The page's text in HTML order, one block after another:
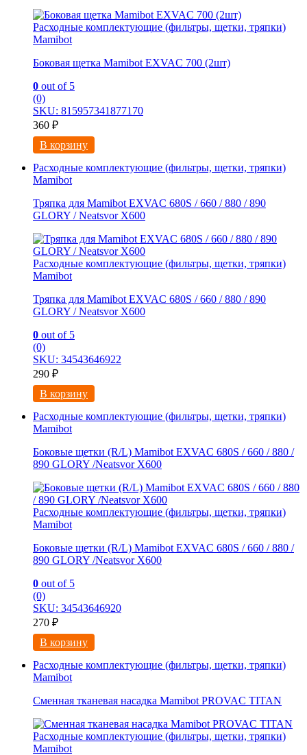
Расходные комплектующие (фильтры, щетки, тряпки)
Mamibot
Боковая щетка Mamibot EXVAC 700 (2шт)
0 out of 5
(0)
SKU: 815957341877170
360 ₽
В корзину
Расходные комплектующие (фильтры, щетки, тряпки)
Mamibot
Тряпка для Mamibot EXVAC 680S / 660 / 880 / 890
GLORY / Neatsvor X600
Расходные комплектующие (фильтры, щетки, тряпки)
Mamibot
Тряпка для Mamibot EXVAC 680S / 660 / 880 / 890
GLORY / Neatsvor X600
0 out of 5
(0)
SKU: 34543646922
290 ₽
В корзину
Расходные комплектующие (фильтры, щетки, тряпки)
Mamibot
Боковые щетки (R/L) Mamibot EXVAC 680S / 660 / 880 /
890 GLORY /Neatsvor X600
Расходные комплектующие (фильтры, щетки, тряпки)
Mamibot
Боковые щетки (R/L) Mamibot EXVAC 680S / 660 / 880 /
890 GLORY /Neatsvor X600
0 out of 5
(0)
SKU: 34543646920
270 ₽
В корзину
Расходные комплектующие (фильтры, щетки, тряпки)
Mamibot
Сменная тканевая насадка Mamibot PROVAC TITAN
Расходные комплектующие (фильтры, щетки, тряпки)
Mamibot